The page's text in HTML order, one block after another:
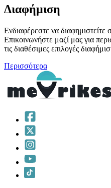
Διαφήμιση
Ενδιαφέρεστε να
Επικοινωνήστε μαζί μας για
τις διαθέσιμες επιλογές
Περισσότερα